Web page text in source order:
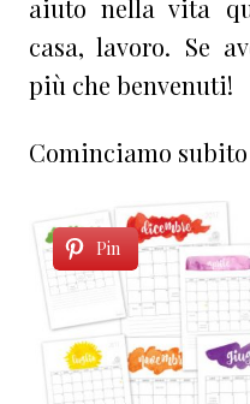
aiuto nella vita
casa, lavoro. Se
più che benvenuti!
Cominciamo subito
Pin